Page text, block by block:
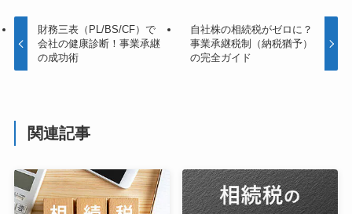
財務三表（PL/BS/CF）で
会社の健康診断！事業承継
の成功術
自社株の相続税がゼロに？
事業承継税制（納税猶予）
の完全ガイド
関連記事